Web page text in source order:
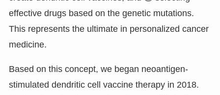
effective drugs based on the genetic mutations.
This represents the ultimate in personalized cancer
medicine.
Based on this concept, we began neoantigen-
stimulated dendritic cell vaccine therapy in 2018.